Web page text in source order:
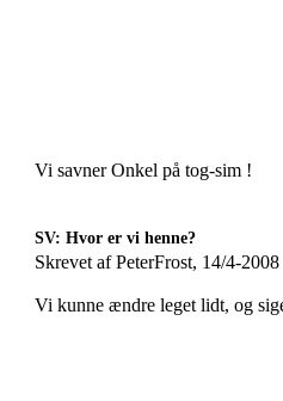
Vi savner Onkel på tog-sim !
SV: Hvor er vi henne?
Skrevet af PeterFrost, 14/4-
Vi kunne ændre leget lidt, og